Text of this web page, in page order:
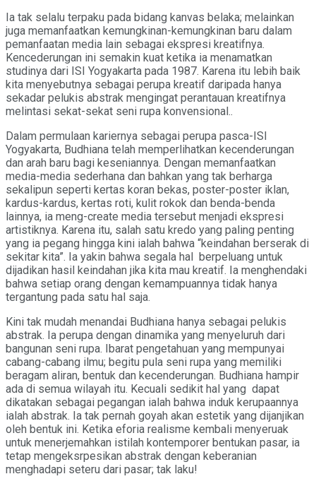
Ia tak selalu terpaku pada bidang kanvas belaka; melainkan
juga memanfaatkan kemungkinan-kemungkinan baru dalam
pemanfaatan media lain sebagai ekspresi kreatifnya.
Kencederungan ini semakin kuat ketika ia menamatkan
studinya dari ISI Yogyakarta pada 1987. Karena itu lebih baik
kita menyebutnya sebagai perupa kreatif daripada hanya
sekadar pelukis abstrak mengingat perantauan kreatifnya
melintasi sekat-sekat seni rupa konvensional..
Dalam permulaan kariernya sebagai perupa pasca-ISI
Yogyakarta, Budhiana telah memperlihatkan kecenderungan
dan arah baru bagi keseniannya. Dengan memanfaatkan
media-media sederhana dan bahkan yang tak berharga
sekalipun seperti kertas koran bekas, poster-poster iklan,
kardus-kardus, kertas roti, kulit rokok dan benda-benda
lainnya, ia meng-create media tersebut menjadi ekspresi
artistiknya. Karena itu, salah satu kredo yang paling penting
yang ia pegang hingga kini ialah bahwa “keindahan berserak di
sekitar kita”. Ia yakin bahwa segala hal berpeluang untuk
dijadikan hasil keindahan jika kita mau kreatif. Ia menghendaki
bahwa setiap orang dengan kemampuannya tidak hanya
tergantung pada satu hal saja.
Kini tak mudah menandai Budhiana hanya sebagai pelukis
abstrak. Ia perupa dengan dinamika yang menyeluruh dari
bangunan seni rupa. Ibarat pengetahuan yang mempunyai
cabang-cabang ilmu; begitu pula seni rupa yang memiliki
beragam aliran, bentuk dan kecenderungan. Budhiana hampir
ada di semua wilayah itu. Kecuali sedikit hal yang dapat
dikatakan sebagai pegangan ialah bahwa induk kerupaannya
ialah abstrak. Ia tak pernah goyah akan estetik yang dijanjikan
oleh bentuk ini. Ketika eforia realisme kembali menyeruak
untuk menerjemahkan istilah kontemporer bentukan pasar, ia
tetap mengeksrpesikan abstrak dengan keberanian
menghadapi seteru dari pasar; tak laku!